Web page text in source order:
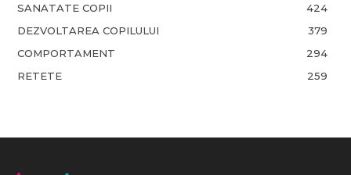
SANATATE COPII
424
DEZVOLTAREA COPILULUI
379
COMPORTAMENT
294
RETETE
259